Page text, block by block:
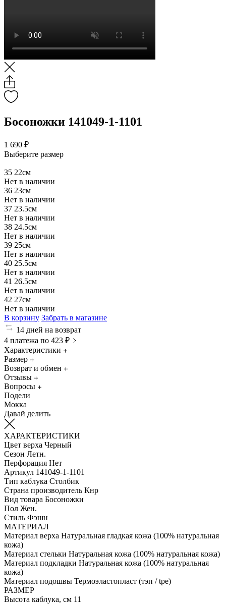
Босоножки 141049-1-1101
1 690 ₽
Выберите размер
35 22см
Нет в наличии
36 23см
Нет в наличии
37 23.5см
Нет в наличии
38 24.5см
Нет в наличии
39 25см
Нет в наличии
40 25.5см
Нет в наличии
41 26.5см
Нет в наличии
42 27см
Нет в наличии
В корзину Забрать в магазине
14 дней на возврат
4 платежа по 423 ₽
Характеристики
Размер
Возврат и обмен
Отзывы
Вопросы
Подели
Мокка
Давай делить
ХАРАКТЕРИСТИКИ
Цвет верха Черный
Сезон Летн.
Перфорация Нет
Артикул 141049-1-1101
Тип каблука Столбик
Страна производитель Кнр
Вид товара Босоножки
Пол Жен.
Стиль Фэшн
МАТЕРИАЛ
Материал верха Натуральная гладкая кожа (100% натуральная
кожа)
Материал стельки Натуральная кожа (100% натуральная кожа)
Материал подкладки Натуральная кожа (100% натуральная
кожа)
Материал подошвы Термоэластопласт (тэп / tpe)
РАЗМЕР
Высота каблука, см 11